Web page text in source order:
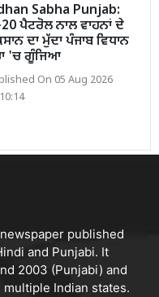
Sabha Punjab:
ਪੈਟਰੋਲ ਨਾਲ ਵਾਹਨਾਂ ਦੇ
ਦਾ ਮੁੱਦਾ ਪੰਜਾਬ ਵਿਧਾਨ
'ਚ ਗੂੰਜਿਆ
On 05 Aug 2026
published
and Punjabi. It
2003 (Punjabi) and
Indian states.